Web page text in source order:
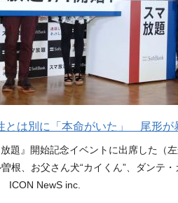
とは別に「本命がいた」 尾形が
題』開始記念イベントに出席した（
根、お父さん犬“カイくん”、ダンテ
ICON NewS inc.